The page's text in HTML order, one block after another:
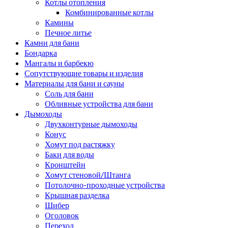
Комбинированные котлы
Камины
Печное литье
Камни для бани
Бондарка
Мангалы и барбекю
Сопутствующие товары и изделия
Материалы для бани и сауны
Соль для бани
Обливные устройства для бани
Дымоходы
Двухконтурные дымоходы
Конус
Хомут под растяжку
Баки для воды
Кронштейн
Хомут стеновой/Штанга
Потолочно-проходные устройства
Крышная разделка
Шибер
Оголовок
Переход